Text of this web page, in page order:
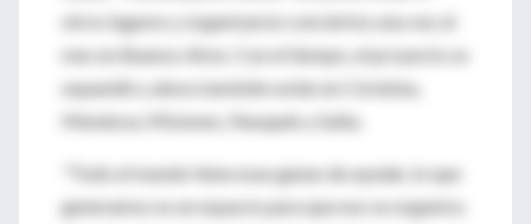
otros lugares y organizaron conciertos una vez al
mes en Buenos Aires. Con el tiempo, el proyecto se
expandió y ahora también están en Córdoba,
Mendoza, Misiones, Neuquén y Salta.
"Todo el mundo tiene esas ganas de ayudar, lo que
generamos es un espacio para que eso se organice.